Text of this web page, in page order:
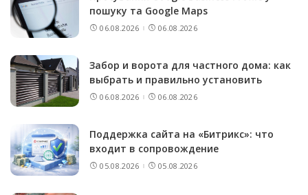
пошуку та Google Maps
06.08.2026 06.08.2026
Забор и ворота для частного дома: как
выбрать и правильно установить
06.08.2026 06.08.2026
Поддержка сайта на «Битрикс»: что
входит в сопровождение
05.08.2026 05.08.2026